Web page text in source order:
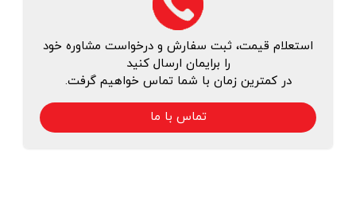
استعلام قیمت، ثبت سفارش و درخواست مشاوره خود
را برایمان ارسال کنید
در کمترین زمان با شما تماس خواهیم گرفت.
تماس با ما